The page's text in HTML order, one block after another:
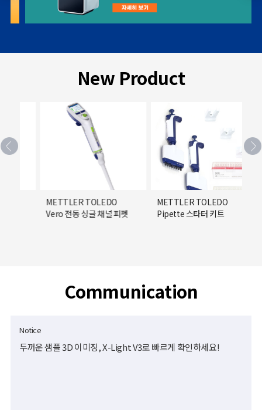
New Product
METTLER TOLEDO
Vero 전동 싱글 채널 피펫
METTLER TOLEDO
Pipette 스타터 키트
Communication
Notice
두꺼운 샘플 3D 이미징, X-Light V3로 빠르게 확인하세요!